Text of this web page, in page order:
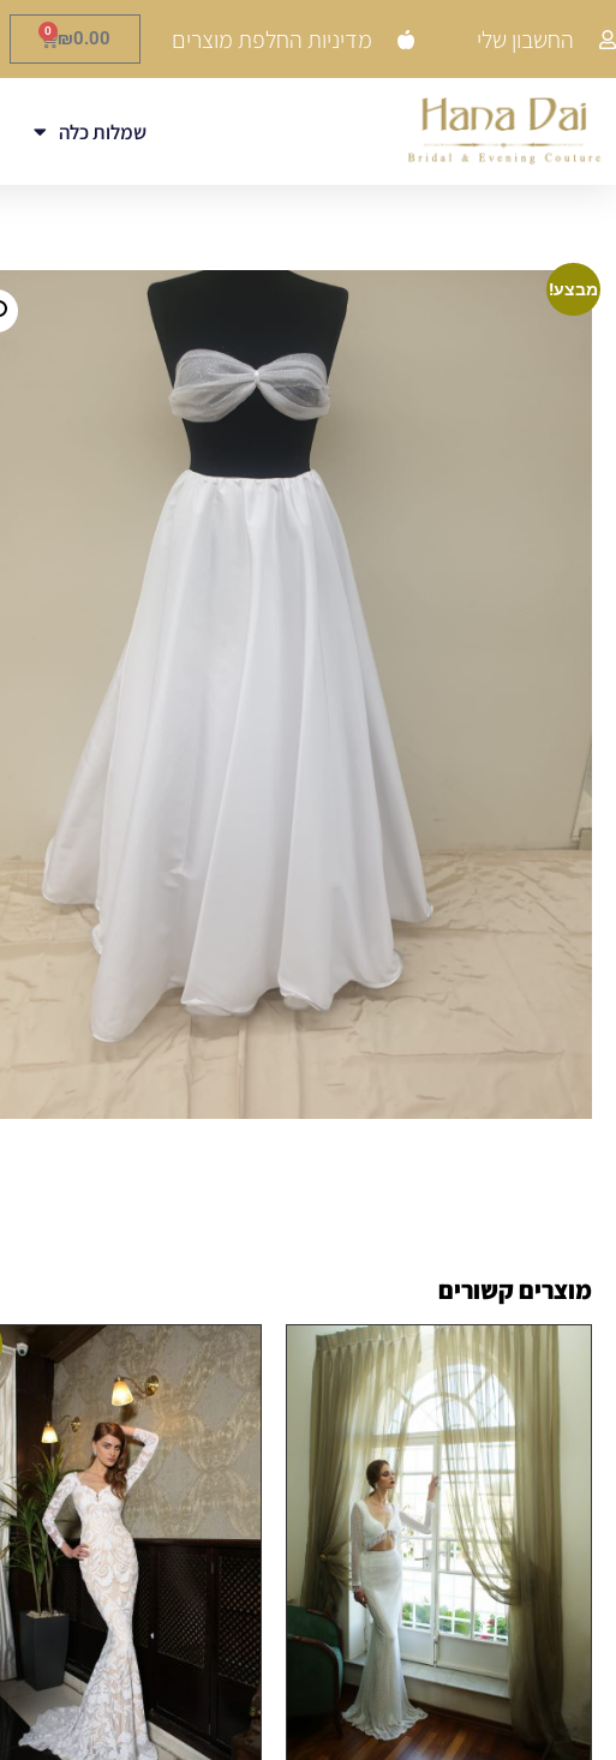
החשבון שלי מדיניות החלפת מוצרים ₪0.00
0
שמלות כלה
מבצע!
מוצרים קשורים